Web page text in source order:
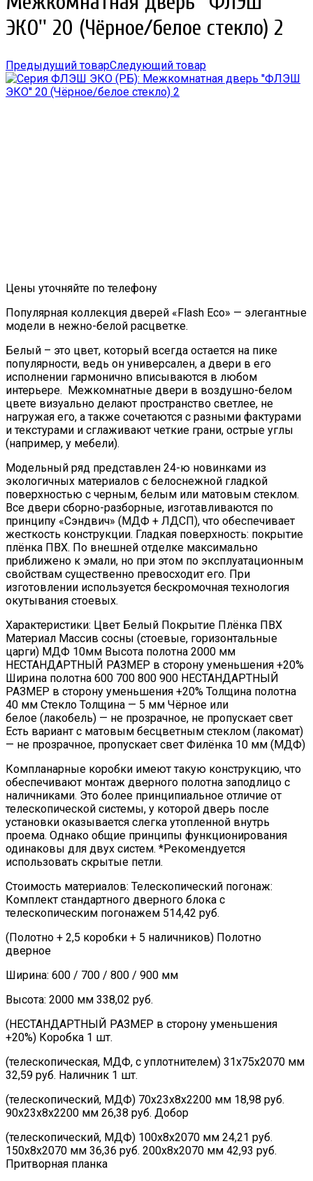
ЭКО'' 20 (Чёрное/белое стекло) 2
Предыдущий товарСледующий товар
Цены уточняйте по телефону
Популярная коллекция дверей «Flash Eco» — элегантные
модели в нежно-белой расцветке.
Белый – это цвет, который всегда остается на пике
популярности, ведь он универсален, а двери в его
исполнении гармонично вписываются в любом
интерьере. Межкомнатные двери в воздушно-белом
цвете визуально делают пространство светлее, не
нагружая его, а также сочетаются с разными фактурами
и текстурами и сглаживают четкие грани, острые углы
(например, у мебели).
Модельный ряд представлен 24-ю новинками из
экологичных материалов с белоснежной гладкой
поверхностью с черным, белым или матовым стеклом.
Все двери сборно-разборные, изготавливаются по
принципу «Сэндвич» (МДФ + ЛДСП), что обеспечивает
жесткость конструкции. Гладкая поверхность: покрытие
плёнка ПВХ. По внешней отделке максимально
приближено к эмали, но при этом по эксплуатационным
свойствам существенно превосходит его. При
изготовлении используется бескромочная технология
окутывания стоевых.
Характеристики: Цвет Белый Покрытие Плёнка ПВХ
Материал Массив сосны (стоевые, горизонтальные
царги) МДФ 10мм Высота полотна 2000 мм
НЕСТАНДАРТНЫЙ РАЗМЕР в сторону уменьшения +20%
Ширина полотна 600 700 800 900 НЕСТАНДАРТНЫЙ
РАЗМЕР в сторону уменьшения +20% Толщина полотна
40 мм Стекло Толщина — 5 мм Чёрное или
белое (лакобель) — не прозрачное, не пропускает свет
Есть вариант с матовым бесцветным стеклом (лакомат)
— не прозрачное, пропускает свет Филёнка 10 мм (МДФ)
Компланарные коробки имеют такую конструкцию, что
обеспечивают монтаж дверного полотна заподлицо с
наличниками. Это более принципиальное отличие от
телескопической системы, у которой дверь после
установки оказывается слегка утопленной внутрь
проема. Однако общие принципы функционирования
одинаковы для двух систем. *Рекомендуется
использовать скрытые петли.
Стоимость материалов: Телескопический погонаж:
Комплект стандартного дверного блока с
телескопическим погонажем 514,42 руб.
(Полотно + 2,5 коробки + 5 наличников) Полотно
дверное
Ширина: 600 / 700 / 800 / 900 мм
Высота: 2000 мм 338,02 руб.
(НЕСТАНДАРТНЫЙ РАЗМЕР в сторону уменьшения
+20%) Коробка 1 шт.
(телескопическая, МДФ, с уплотнителем) 31х75х2070 мм
32,59 руб. Наличник 1 шт.
(телескопический, МДФ) 70х23х8х2200 мм 18,98 руб.
90х23х8х2200 мм 26,38 руб. Добор
(телескопический, МДФ) 100х8х2070 мм 24,21 руб.
150х8х2070 мм 36,36 руб. 200х8х2070 мм 42,93 руб.
Притворная планка